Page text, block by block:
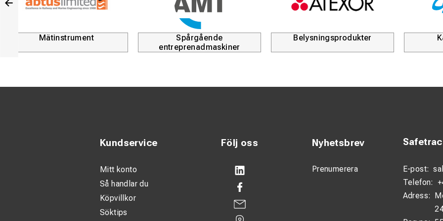
Mätinstrument
Spårgående
entreprenadmaskiner
Belysningsprodukter
Följ oss Nyhetsbrev
Prenumerera E-post:
Telefon:
Adress:
Kundservice
Mitt konto
Så handlar du
Köpvillkor
Söktips